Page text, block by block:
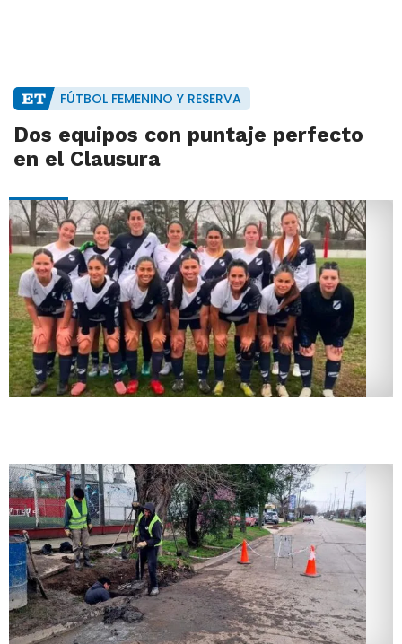
FÚTBOL FEMENINO Y RESERVA
Dos equipos con puntaje perfecto
en el Clausura